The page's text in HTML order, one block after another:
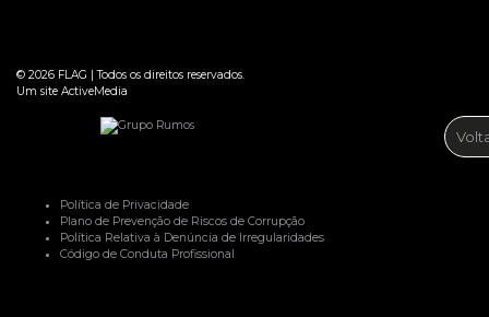
© 2026 FLAG |Todos os direitos reservados.
Um site ActiveMedia
Política de Privacidade
Plano de Prevenção de Riscos de Corrupção
Política Relativa à Denúncia de Irregularidades
Código de Conduta Profissional